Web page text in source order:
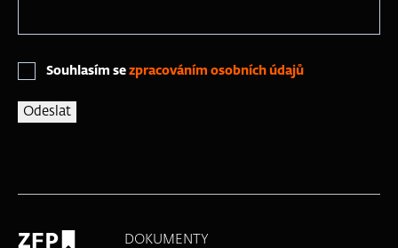
Souhlasím se zpracováním osobních údajů
DOKUMENTY